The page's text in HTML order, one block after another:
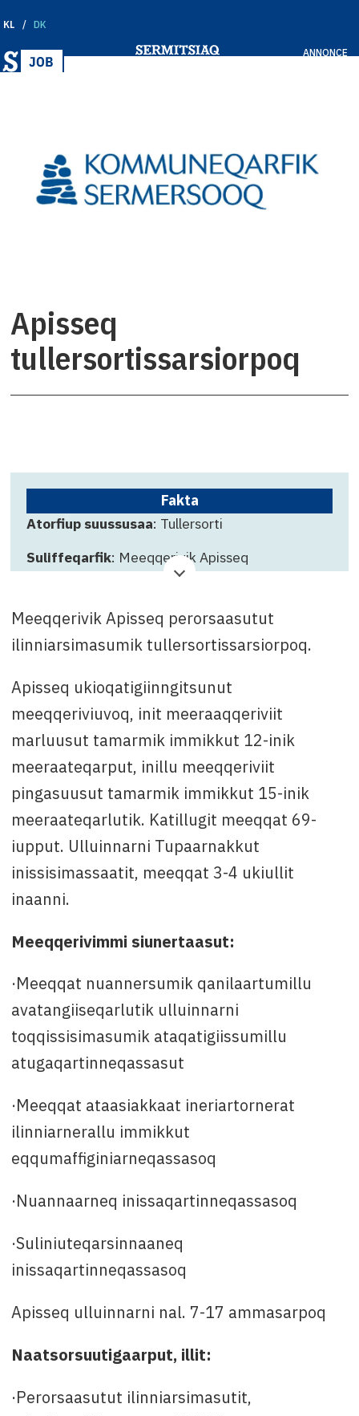
KL DK
ANNONCE
Apisseq
tullersortissarsiorpoq
Fakta
Atorfiup suussusaa: Tullersorti
Suliffeqarfik: Meeqqerivik Apisseq
at, 2025
Attavissaq: Jesper Andersen, tlf. +299 36 68 20
Meeqqerivik Apisseq perorsaasutut
ilinniarsimasumik tullersortissarsiorpoq.
Apisseq ukioqatigiinngitsunut
meeqqeriviuvoq, init meeraaqqeriviit
marluusut tamarmik immikkut 12-inik
meeraateqarput, inillu meeqqeriviit
pingasuusut tamarmik immikkut 15-inik
meeraateqarlutik. Katillugit meeqqat 69-
iupput. Ulluinnarni Tupaarnakkut
inissisimassaatit, meeqqat 3-4 ukiullit
inaanni.
Meeqqerivimmi siunertaasut:
·Meeqqat nuannersumik qanilaartumillu
avatangiiseqarlutik ulluinnarni
toqqissisimasumik ataqatigiissumillu
atugaqartinneqassasut
·Meeqqat ataasiakkaat ineriartornerat
ilinniarnerallu immikkut
eqqumaffiginiarneqassasoq
·Nuannaarneq inissaqartinneqassasoq
·Suliniuteqarsinnaaneq
inissaqartinneqassasoq
Apisseq ulluinnarni nal. 7-17 ammasarpoq
Naatsorsuutigaarput, illit:
·Perorsaasutut ilinniarsimasutit,